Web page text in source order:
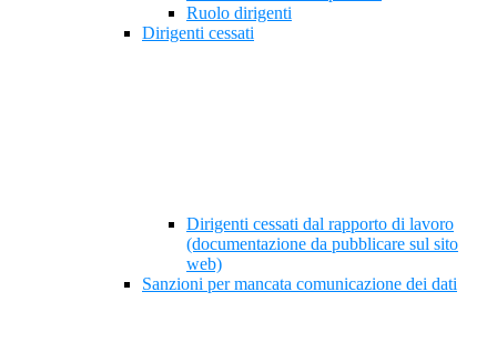
Ruolo dirigenti
Dirigenti cessati
Dirigenti cessati dal rapporto di lavoro
(documentazione da pubblicare sul sito
web)
Sanzioni per mancata comunicazione dei dati